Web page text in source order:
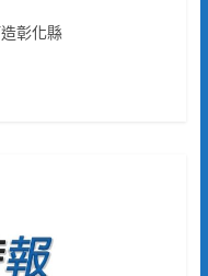
彰化縣